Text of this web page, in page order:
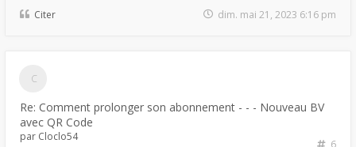
Citer dim. mai 21, 2023 6:16 pm
Re: Comment prolonger son abonnement - - - Nouveau BV
avec QR Code
6
par Cloclo54